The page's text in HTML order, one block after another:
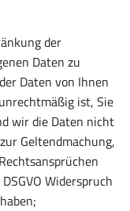
der
Daten zu
Daten von Ihnen
ist, Sie
wir die Daten nicht
Geltendmachung,
Widerspruch